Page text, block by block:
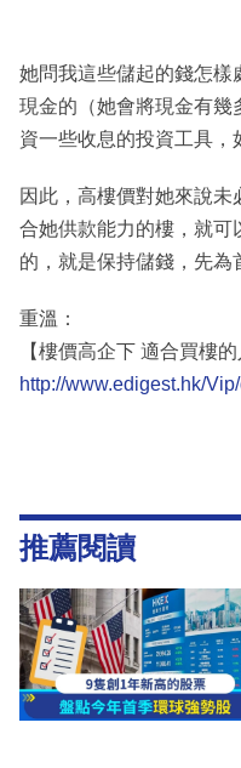
她問我這些儲起的錢怎樣
現金的（她會將現金有幾
資一些收息的投資工具，
因此，高樓價對她來說
合她供款能力的樓，就可
的，就是保持儲錢，先為
重溫：
【樓價高企下 適合買樓的
http://www.edigest.hk/
推薦閱讀